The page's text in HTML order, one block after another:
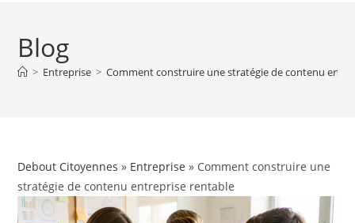
Blog
> Entreprise > Comment construire une stratégie de contenu
Debout Citoyennes » Entreprise » Comment construire une
stratégie de contenu entreprise rentable